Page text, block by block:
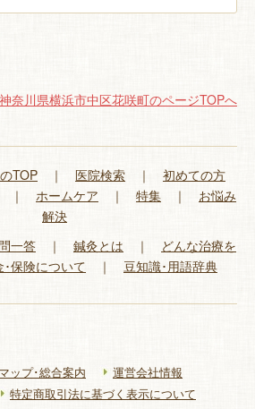
奈川県横浜市中区花咲町のページTOPへ
TOP ｜ 医院検索 ｜ 初めての方
｜ ホームケア ｜ 特集 ｜ お悩み
解決
一答 ｜ 鍼灸とは ｜ どんな治療を
･保険について ｜ 豆知識･用語辞典
ップ･総合案内
運営会社情報
特定商取引法に基づく表示について